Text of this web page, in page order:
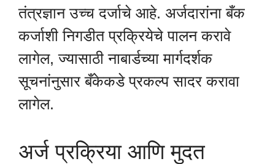
तंत्रज्ञान उच्च दर्जाचे आहे. अर्जदारांना बँक
कर्जाशी निगडीत प्रक्रियेचे पालन करावे
लागेल, ज्यासाठी नाबार्डच्या मार्गदर्शक
सूचनांनुसार बँकेकडे प्रकल्प सादर करावा
लागेल.
अर्ज प्रक्रिया आणि मुदत